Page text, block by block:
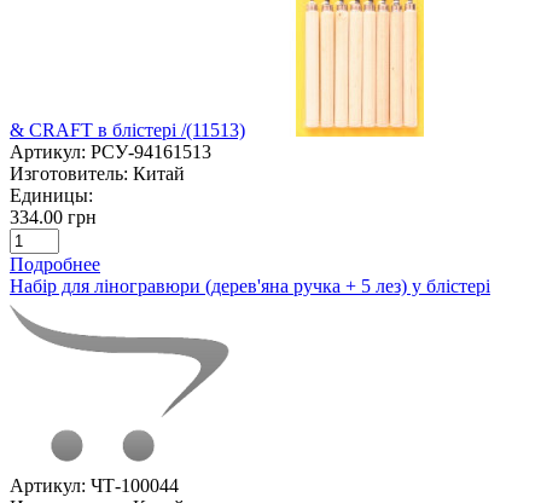
& CRAFT в блістері /(11513)
Артикул: РСУ-94161513
Изготовитель: Китай
Единицы:
334.00 грн
Подробнее
Набір для ліногравюри (дерев'яна ручка + 5 лез) у блістері
Артикул: ЧТ-100044